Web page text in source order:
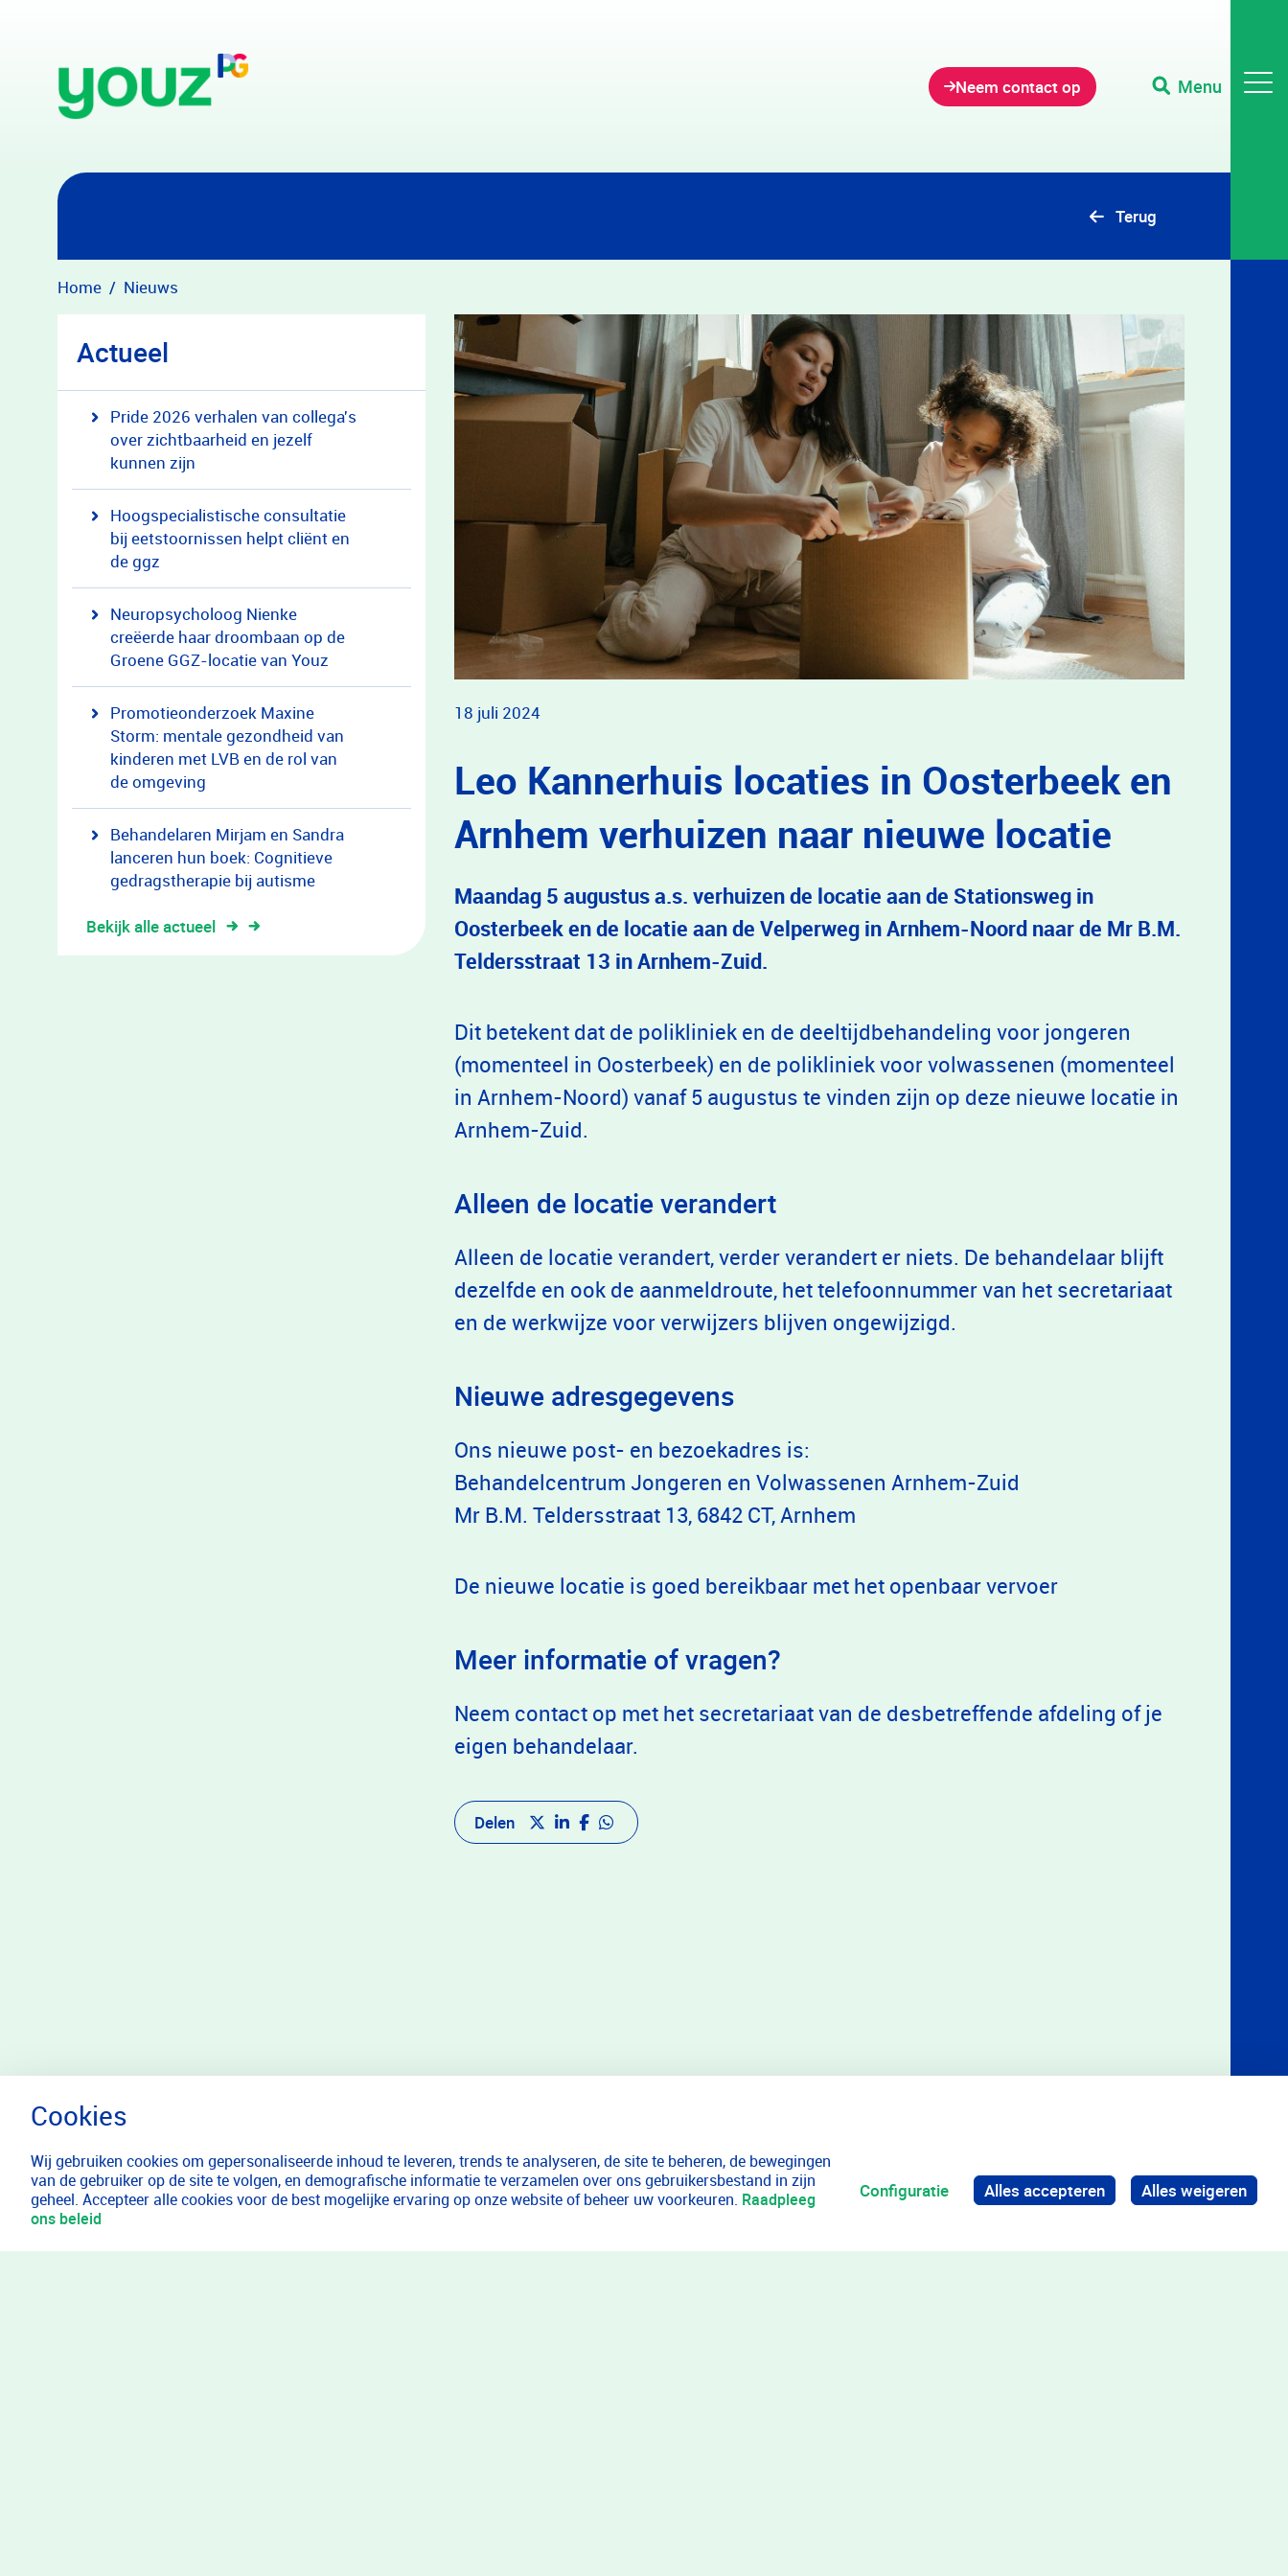
Neem contact op Menu
Terug
Home Nieuws
Actueel
Pride 2026 verhalen van collega's
over zichtbaarheid en jezelf
kunnen zijn
Hoogspecialistische consultatie
bij eetstoornissen helpt cliënt en
de ggz
Neuropsycholoog Nienke
creëerde haar droombaan op de
Groene GGZ-locatie van Youz
Promotieonderzoek Maxine
Storm: mentale gezondheid van
kinderen met LVB en de rol van
de omgeving
Behandelaren Mirjam en Sandra
lanceren hun boek: Cognitieve
gedragstherapie bij autisme
Bekijk alle actueel
18 juli 2024
Leo Kannerhuis locaties in Oosterbeek en
Arnhem verhuizen naar nieuwe locatie
Maandag 5 augustus a.s. verhuizen de locatie aan de Stationsweg in
Oosterbeek en de locatie aan de Velperweg in Arnhem-Noord naar de Mr B.M.
Teldersstraat 13 in Arnhem-Zuid.
Dit betekent dat de polikliniek en de deeltijdbehandeling voor jongeren
(momenteel in Oosterbeek) en de polikliniek voor volwassenen (momenteel
in Arnhem-Noord) vanaf 5 augustus te vinden zijn op deze nieuwe locatie in
Arnhem-Zuid.
Alleen de locatie verandert
Alleen de locatie verandert, verder verandert er niets. De behandelaar blijft
dezelfde en ook de aanmeldroute, het telefoonnummer van het secretariaat
en de werkwijze voor verwijzers blijven ongewijzigd.
Nieuwe adresgegevens
Ons nieuwe post- en bezoekadres is:
Behandelcentrum Jongeren en Volwassenen Arnhem-Zuid
Mr B.M. Teldersstraat 13, 6842 CT, Arnhem
De nieuwe locatie is goed bereikbaar met het openbaar vervoer
Meer informatie of vragen?
Neem contact op met het secretariaat van de desbetreffende afdeling of je
eigen behandelaar.
Delen
Wij gebruiken cookies om gepersonaliseerde inhoud te leveren, trends te analyseren, de site te beheren, de bewegingen
van de gebruiker op de site te volgen, en demografische informatie te verzamelen over ons gebruikersbestand in zijn
geheel. Accepteer alle cookies voor de best mogelijke ervaring op onze website of beheer uw voorkeuren. Raadpleeg
ons beleid
Configuratie Alles accepteren Alles weigeren